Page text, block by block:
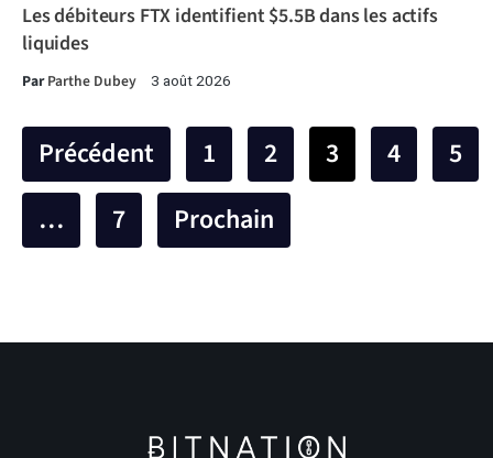
Les débiteurs FTX identifient $5.5B dans les actifs
liquides
ParParthe Dubey 3 août 2026
Précédent 1 2 3 4
5
…
7 Prochain